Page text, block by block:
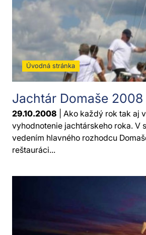
Úvodná stránka
Jachtár Domaše 2008
29.10.2008 | Ako každý rok tak aj
vyhodnotenie jachtárskeho roka. V
vedením hlavného rozhodcu
reštauráci...